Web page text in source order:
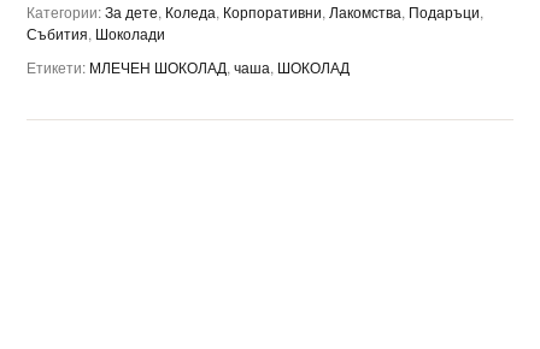
Категории:За дете, Коледа, Корпоративни, Лакомства, Подаръци,
Събития, Шоколади
Етикети: МЛЕЧЕН ШОКОЛАД, чаша, ШОКОЛАД